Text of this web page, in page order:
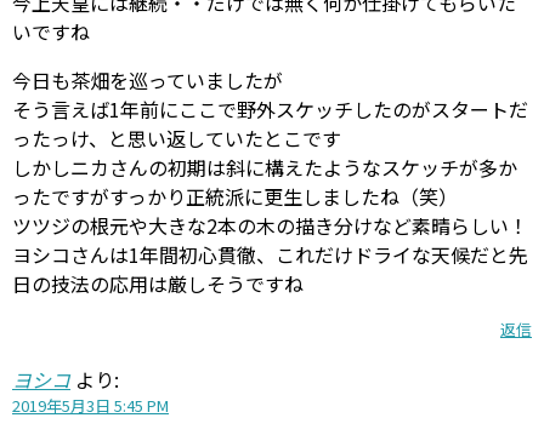
いですね
今日も茶畑を巡っていましたが
そう言えば1年前にここで野外スケッチしたのがスタートだ
ったっけ、と思い返していたとこです
しかしニカさんの初期は斜に構えたようなスケッチが多か
ったですがすっかり正統派に更生しましたね（笑）
ツツジの根元や大きな2本の木の描き分けなど素晴らしい！
ヨシコさんは1年間初心貫徹、これだけドライな天候だと先
日の技法の応用は厳しそうですね
返信
ヨシコ より:
2019年5月3日 5:45 PM